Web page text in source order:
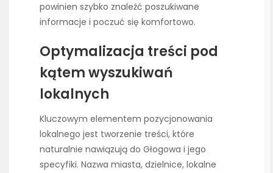
powinien szybko znaleźć poszukiwane
informacje i poczuć się komfortowo.
Optymalizacja treści pod
kątem wyszukiwań
lokalnych
Kluczowym elementem pozycjonowania
lokalnego jest tworzenie treści, które
naturalnie nawiązują do Głogowa i jego
specyfiki. Nazwa miasta, dzielnice, lokalne